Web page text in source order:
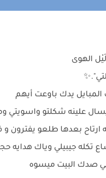
الهوى
يدك باوعت أيهم
علينه شكلتو واسويتي
بعدها طلعو يفترون و
تكله جيبيلي وياك هدايه
صدك البيت ميسوه